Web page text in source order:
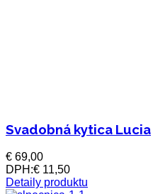
Svadobná kytica Lucia
€ 69,00
DPH:€ 11,50
Detaily produktu